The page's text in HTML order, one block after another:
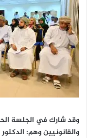
وقد شارك في الجلسة
والقانونيين وهم: